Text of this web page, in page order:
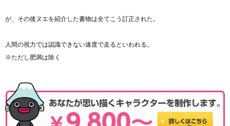
が、その後ヌエを紹介した書物は全てこう訂正された。
人間の視力では認識できない速度で走るといわれる。
※ただし肥満は除く